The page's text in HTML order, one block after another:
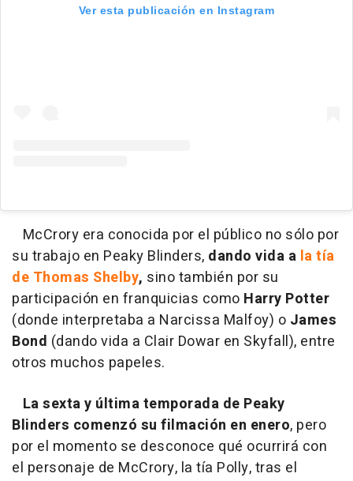
Ver esta publicación en Instagram
McCrory era conocida por el público no sólo por
su trabajo en Peaky Blinders, dando vida a la tía
de Thomas Shelby, sino también por su
participación en franquicias como Harry Potter
(donde interpretaba a Narcissa Malfoy) o James
Bond (dando vida a Clair Dowar en Skyfall), entre
otros muchos papeles.
La sexta y última temporada de Peaky
Blinders comenzó su filmación en enero, pero
por el momento se desconoce qué ocurrirá con
el personaje de McCrory, la tía Polly, tras el